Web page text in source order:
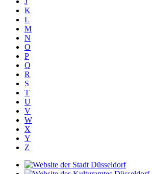
K
L
M
N
O
P
Q
R
S
T
U
V
W
X
Y
Z